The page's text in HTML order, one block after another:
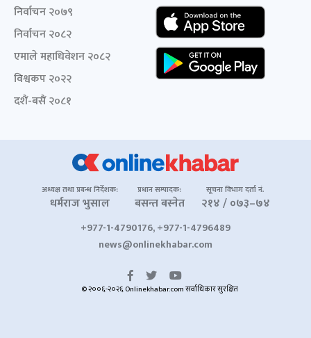
निर्वाचन २०७९
निर्वाचन २०८२
एमाले महाधिवेशन २०८२
विश्वकप २०२२
दशैं-बसैं २०८१
अध्यक्ष तथा प्रबन्ध निर्देशक:
धर्मराज भुसाल
प्रधान सम्पादक:
बसन्त बस्नेत
सूचना विभाग दर्ता नं.
२१४ / ०७३–७४
+977-1-4790176, +977-1-4796489
news@onlinekhabar.com
© २००६-२०२६ Onlinekhabar.com सर्वाधिकार सुरक्षित